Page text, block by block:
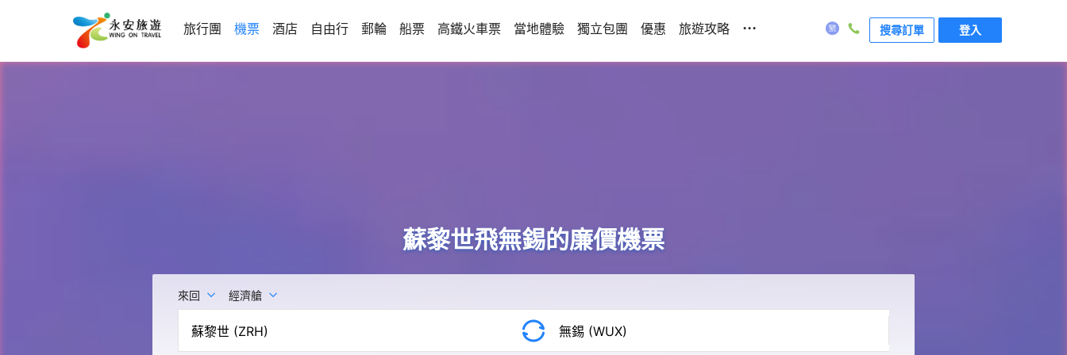
旅行團 機票 酒店 自由行 郵輪 船票 高鐵火車票 當地體驗 獨立包團 優惠 旅遊攻略 ... 搜尋訂單 登入
蘇黎世飛無錫的廉價機票
來回 經濟艙